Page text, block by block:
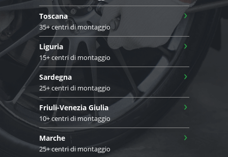
Toscana
35+ centri di montaggio
›
Liguria
15+ centri di montaggio
›
Sardegna
25+ centri di montaggio
›
Friuli-Venezia Giulia
10+ centri di montaggio
›
Marche
25+ centri di montaggio
›